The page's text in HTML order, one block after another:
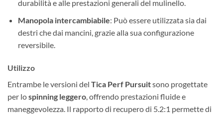
durabilità e alle prestazioni generali del mulinello.
Manopola intercambiabile: Può essere utilizzata sia dai
destri che dai mancini, grazie alla sua configurazione
reversibile.
Utilizzo
Entrambe le versioni del Tica Perf Pursuitsono progettate
per lospinning leggero , offrendo prestazioni fluide e
maneggevolezza. Il rapporto di recupero di 5.2:1 permette di